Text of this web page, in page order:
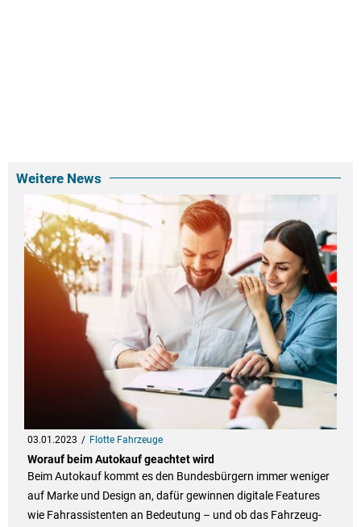
Weitere News
03.01.2023 Flotte Fahrzeuge
Worauf beim Autokauf geachtet wird
Beim Autokauf kommt es den Bundesbürgern immer weniger
auf Marke und Design an, dafür gewinnen digitale Features
wie Fahrassistenten an Bedeutung – und ob das Fahrzeug-